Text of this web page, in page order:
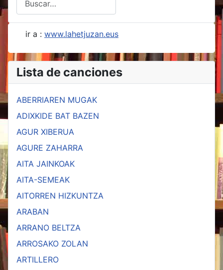
Type 2 or more characters for results.
ir a : www.lahetjuzan.eus
Lista de canciones
ABERRIAREN MUGAK
ADIXKIDE BAT BAZEN
AGUR XIBERUA
AGURE ZAHARRA
AITA JAINKOAK
AITA-SEMEAK
AITORREN HIZKUNTZA
ARABAN
ARRANO BELTZA
ARROSAKO ZOLAN
ARTILLERO